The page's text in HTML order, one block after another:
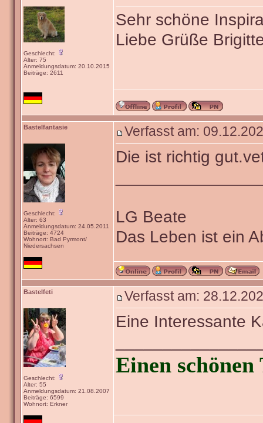
Geschlecht:
Alter: 75
Anmeldungsdatum: 20.10.2015
Beiträge: 2611
Sehr schöne
Liebe Grüße
Bastelfantasie
Geschlecht:
Alter: 63
Anmeldungsdatum: 24.05.2011
Beiträge: 4724
Wohnort: Bad Pyrmont/
Niedersachsen
Verfasst am:
Die ist richtig
LG Beate
Das Leben ist ein
Bastelfeti
Geschlecht:
Alter: 55
Anmeldungsdatum: 21.08.2007
Beiträge: 6599
Wohnort: Erkner
Verfasst am:
Eine Interessante
Einen